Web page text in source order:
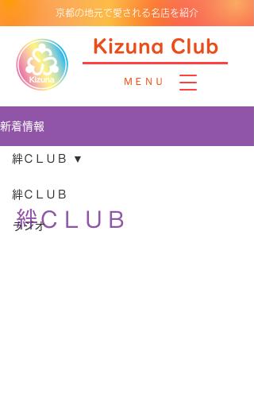
京都の地元で愛される名店を紹介
ＭＥＮＵ
新着情報
絆ＣＬＵＢ
ラジオ
絆ＣＬＵＢ
絆ＣＬＵＢ